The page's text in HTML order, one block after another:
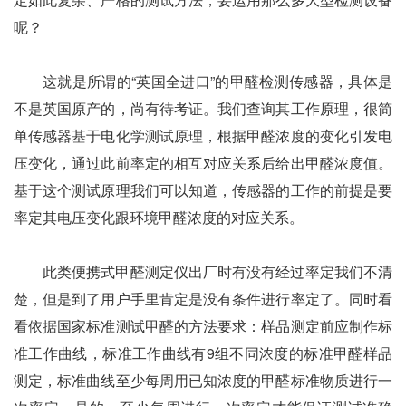
呢？
这就是所谓的“英国全进口”的甲醛检测传感器，具体是
不是英国原产的，尚有待考证。我们查询其工作原理，很简
单传感器基于电化学测试原理，根据甲醛浓度的变化引发电
压变化，通过此前率定的相互对应关系后给出甲醛浓度值。
基于这个测试原理我们可以知道，传感器的工作的前提是要
率定其电压变化跟环境甲醛浓度的对应关系。
此类便携式甲醛测定仪出厂时有没有经过率定我们不清
楚，但是到了用户手里肯定是没有条件进行率定了。同时看
看依据国家标准测试甲醛的方法要求：样品测定前应制作标
准工作曲线，标准工作曲线有9组不同浓度的标准甲醛样品
测定，标准曲线至少每周用已知浓度的甲醛标准物质进行一